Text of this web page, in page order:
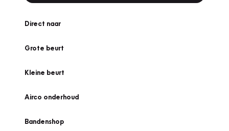
Direct naar
Grote beurt
Kleine beurt
Airco onderhoud
Bandenshop